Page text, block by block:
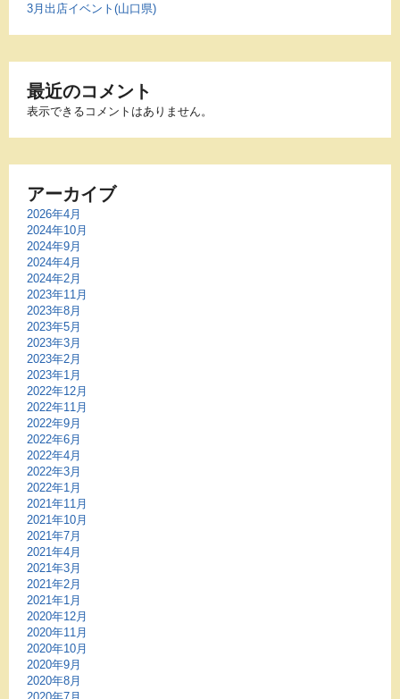
3月出店イベント(山口県)
最近のコメント
表示できるコメントはありません。
アーカイブ
2026年4月
2024年10月
2024年9月
2024年4月
2024年2月
2023年11月
2023年8月
2023年5月
2023年3月
2023年2月
2023年1月
2022年12月
2022年11月
2022年9月
2022年6月
2022年4月
2022年3月
2022年1月
2021年11月
2021年10月
2021年7月
2021年4月
2021年3月
2021年2月
2021年1月
2020年12月
2020年11月
2020年10月
2020年9月
2020年8月